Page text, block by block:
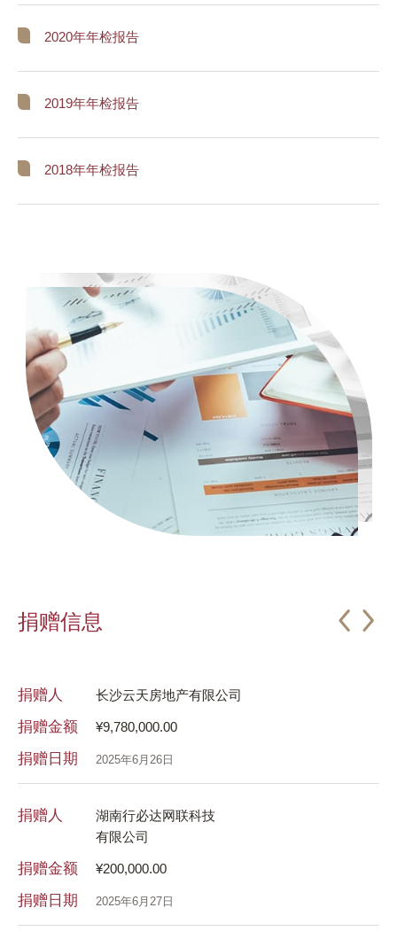
2020年年检报告
2019年年检报告
2018年年检报告
捐赠信息
捐赠人 长沙云天房地产有限公司
捐赠金额 ¥9,780,000.00
捐赠日期 2025年6月26日
捐赠人
湖南行必达网联科技
有限公司
捐赠金额 ¥200,000.00
捐赠日期 2025年6月27日